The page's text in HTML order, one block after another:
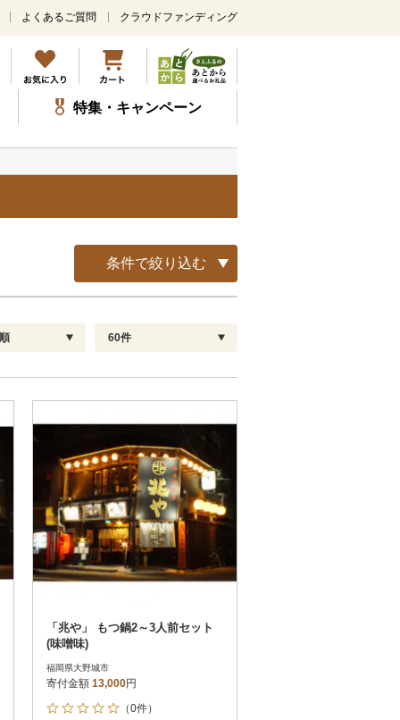
メ
ン
コ
ン
テ
ツ
ッ
よくあるご質問 クラウドファンディング
特集・キャンペーン
条件で絞り込む
配送指定 解除
お届け日時指定可
お届け時間帯指定可
その他 解除
さとふる限定のお礼品
定期便
さとふるアプリdeワンストップ申請
対象
順
い順
低い順
60件
60
90
120
「兆や」 もつ鍋2～3人前セット
(味噌味)
福岡県大野城市
寄付金額 13,000円
（0件）